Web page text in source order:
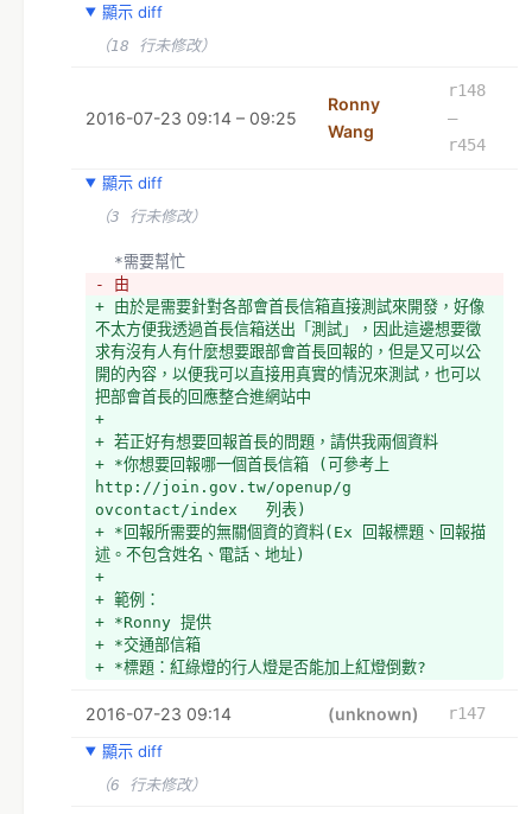
  範例：
  *交通部信箱
  *標題：紅綠燈的行人燈是否能加上紅燈倒數?
- *我住在板橋，我發現府中站附近的館前東路和重慶路口
橫向通行，再 40 秒縱向通行，然後接下來全部紅燈大約
行人們注意到車行的紅綠燈變燈了，就以為接下來行人燈
也會變，於是就急著想過馬路，很容易就發生差點被車撞
到的情況，這部分可以去觀察就會發現這情況天天都在上
演，而我也相信這情況應該不只是府中的路口會有。
+ *內容：我住在板橋，我發現府中站附近的館前東路和重
慶路口的紅綠燈很危險，原因是因為他的紅綠燈設計是約
40 秒橫向通行，再 40 秒縱向通行，然後接下來全部紅
燈大約 20 秒行人通行。但是常常發生橫向通行 40 秒
一結束，行人們注意到車行的紅綠燈變燈了，就以為接下
來行人燈也會變，於是就急著想過馬路，很容易就發生差
點被車撞到的情況，這部分可以去觀察就會發現這情況天
天都在上演，而我也相信這情況應該不只是府中的路口會
有。
  *我建議交通部可以研擬看看，紅綠燈假如全面幫行人穿
越燈的紅燈也加入時間倒數功能，讓行人只要專心看行人
燈就可以知道自己大概等多久可以過馬路，而不用透過看
車行的燈的倒數反而誤判
+ *
顯示 diff
（18 行未修改）
2016-07-23 09:14 – 09:25
Ronny
Wang
r148
–
r454
顯示 diff
（3 行未修改）
  *需要幫忙
- 由
+ 由於是需要針對各部會首長信箱直接測試來開發，好像
不太方便我透過首長信箱送出「測試」，因此這邊想要徵
求有沒有人有什麼想要跟部會首長回報的，但是又可以公
開的內容，以便我可以直接用真實的情況來測試，也可以
把部會首長的回應整合進網站中
+
+ 若正好有想要回報首長的問題，請供我兩個資料
+ *你想要回報哪一個首長信箱 (可參考上
http://join.gov.tw/openup/g
ovcontact/index   列表)
+ *回報所需要的無關個資的資料(Ex 回報標題、回報描
述。不包含姓名、電話、地址)
+
+ 範例：
+ *Ronny 提供
+ *交通部信箱
+ *標題：紅綠燈的行人燈是否能加上紅燈倒數?
+ *我住在板橋，我發現府中站附近的館前東路和重慶路口
橫向通行，再 40 秒縱向通行，然後接下來全部紅燈大約
20 秒行人通行。但是常常發生橫向通行 40 秒一結束，
2016-07-23 09:14 (unknown)
r147
顯示 diff
（6 行未修改）